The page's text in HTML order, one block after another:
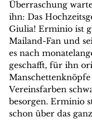
Überraschung
ihn: Das
Giulia! Erminio ist
Mailand-Fan und
es nach
geschafft, für ihn
Vereinsfarben
besorgen. Erminio
schon über das